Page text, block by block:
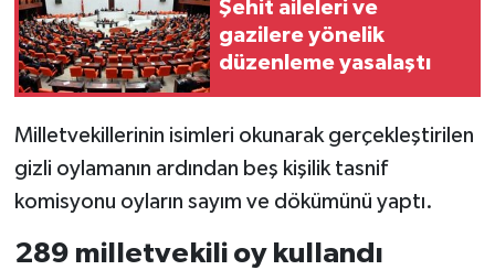
Şehit aileleri ve
gazilere yönelik
düzenleme yasalaştı
Milletvekillerinin isimleri okunarak gerçekleştirilen
gizli oylamanın ardından beş kişilik tasnif
komisyonu oyların sayım ve dökümünü yaptı.
289 milletvekili oy kullandı